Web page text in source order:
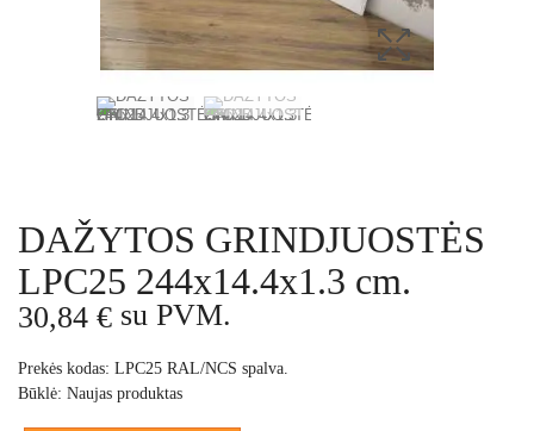
DAŽYTOS GRINDJUOSTĖS
LPC25 244x14.4x1.3 cm.
30,84 € su PVM.
Prekės kodas: LPC25 RAL/NCS spalva.
Būklė: Naujas produktas